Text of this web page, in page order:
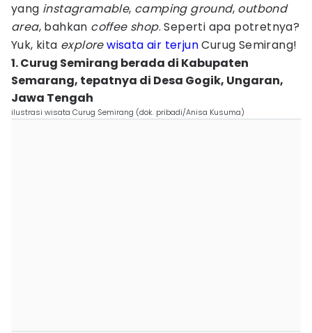
yang instagramable, camping ground, outbond
area, bahkan coffee shop. Seperti apa potretnya?
Yuk, kita explorewisata air terjunCurug Semirang!
1. Curug Semirang berada di Kabupaten
Semarang, tepatnya di Desa Gogik, Ungaran,
Jawa Tengah
ilustrasi wisata Curug Semirang (dok. pribadi/Anisa Kusuma)